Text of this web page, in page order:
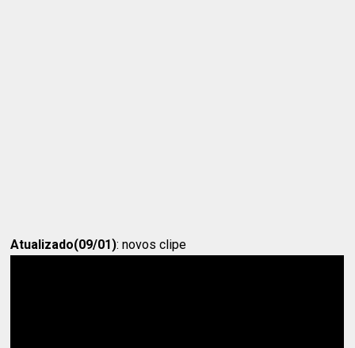
Atualizado(09/01): novos clipe